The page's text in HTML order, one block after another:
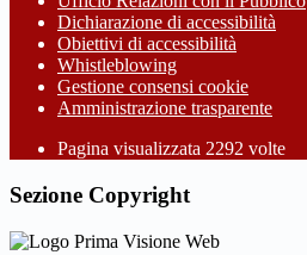
Dichiarazione di accessibilità
Obiettivi di accessibilità
Whistleblowing
Gestione consensi cookie
Amministrazione trasparente
Pagina visualizzata 2292 volte
Sezione Copyright